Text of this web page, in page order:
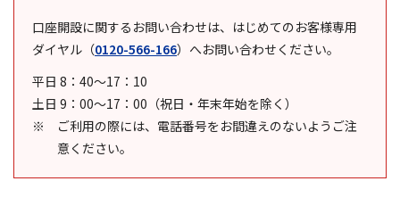
口座開設に関するお問い合わせは、はじめてのお客様専用
ダイヤル （0120-566-166） へお問い合わせください。
平日 8：40～17：10
土日 9：00～17：00（祝日・年末年始を除く）
ご利用の際には、電話番号をお間違えのないようご注
意ください。